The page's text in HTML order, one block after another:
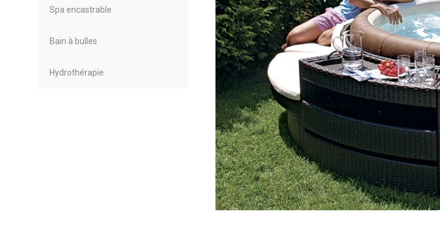
Spa encastrable
Bain à bulles
Hydrothérapie